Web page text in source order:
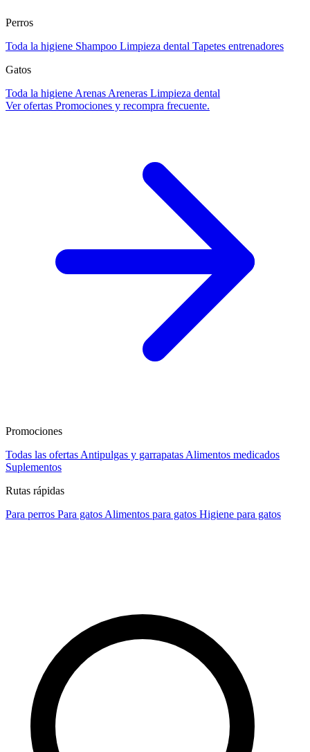
Perros
Toda la higiene Shampoo Limpieza dental Tapetes entrenadores
Gatos
Toda la higiene Arenas Areneras Limpieza dental
Ver ofertas Promociones y recompra frecuente.
Promociones
Todas las ofertas Antipulgas y garrapatas Alimentos medicados
Suplementos
Rutas rápidas
Para perros Para gatos Alimentos para gatos Higiene para gatos